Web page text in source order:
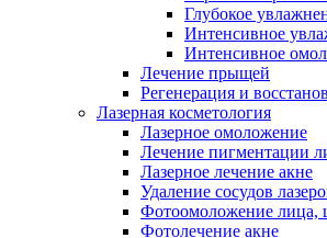
Глубокое
Интенсивное
Интенсивное
Лечение прыщей
Регенерация и
Лазерная косметология
Лазерное омоложение
Лечение пигментации
Лазерное лечение акне
Удаление сосудов
Фотоомоложение лица,
Фотолечение акне